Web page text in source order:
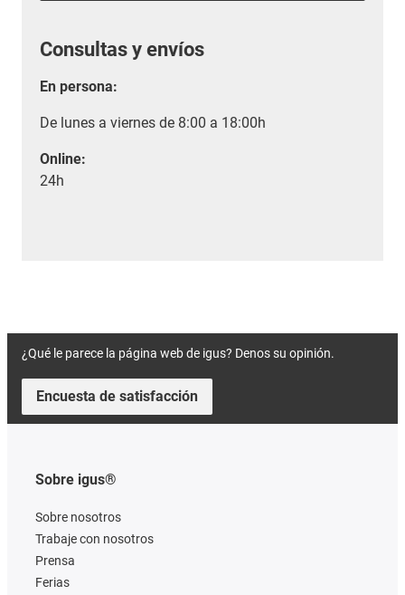
Consultas y envíos
En persona:
De lunes a viernes de 8:00 a 18:00h
Online:
24h
¿Qué le parece la página web de igus? Denos su opinión.
Encuesta de satisfacción
Sobre igus®
Sobre nosotros
Trabaje con nosotros
Prensa
Ferias